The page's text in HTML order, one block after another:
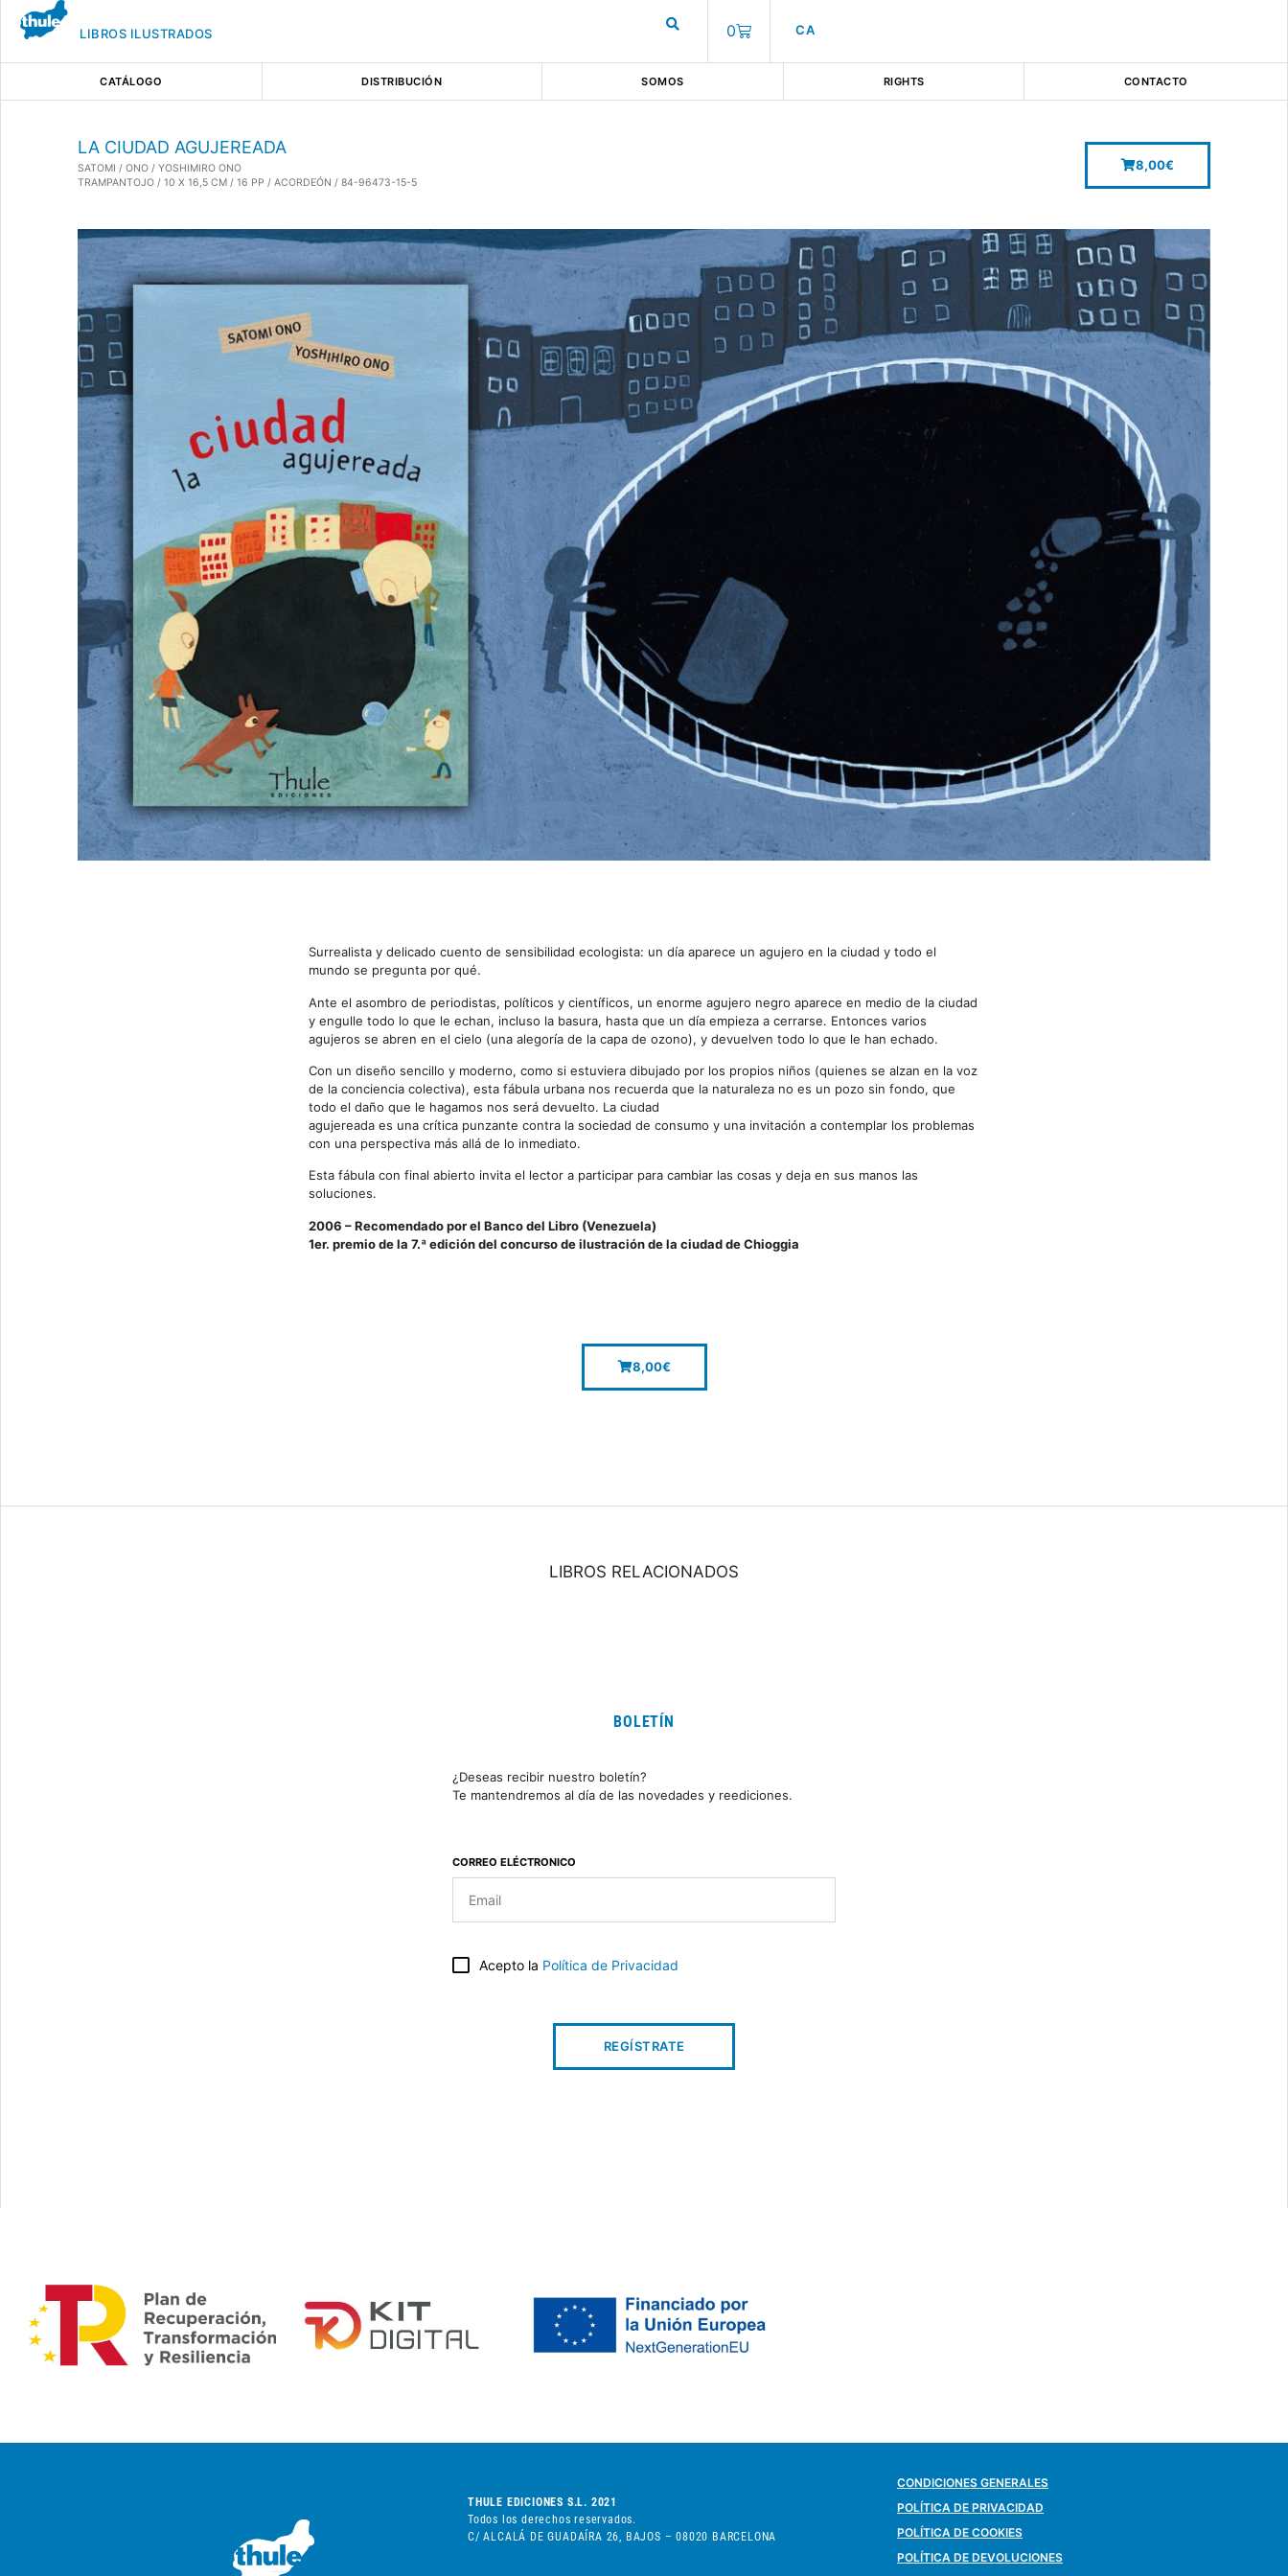
LIBROS ILUSTRADOS 0 CA
CATÁLOGO DISTRIBUCIÓN SOMOS RIGHTS CONTACTO
LA CIUDAD AGUJEREADA
SATOMI / ONO / YOSHIMIRO ONO
TRAMPANTOJO / 10 X 16,5 CM / 16 PP / ACORDEÓN / 84-96473-15-5
8,00€
Surrealista y delicado cuento de sensibilidad ecologista: un día aparece un agujero en la ciudad y todo el
mundo se pregunta por qué.
Ante el asombro de periodistas, políticos y científicos, un enorme agujero negro aparece en medio de la ciudad
y engulle todo lo que le echan, incluso la basura, hasta que un día empieza a cerrarse. Entonces varios
agujeros se abren en el cielo (una alegoría de la capa de ozono), y devuelven todo lo que le han echado.
Con un diseño sencillo y moderno, como si estuviera dibujado por los propios niños (quienes se alzan en la voz
de la conciencia colectiva), esta fábula urbana nos recuerda que la naturaleza no es un pozo sin fondo, que
todo el daño que le hagamos nos será devuelto. La ciudad
agujereada es una crítica punzante contra la sociedad de consumo y una invitación a contemplar los problemas
con una perspectiva más allá de lo inmediato.
Esta fábula con final abierto invita el lector a participar para cambiar las cosas y deja en sus manos las
soluciones.
2006 – Recomendado por el Banco del Libro (Venezuela)
1er. premio de la 7.ª edición del concurso de ilustración de la ciudad de Chioggia
8,00€
LIBROS RELACIONADOS
BOLETÍN
¿Deseas recibir nuestro boletín?
Te mantendremos al día de las novedades y reediciones.
CORREO ELÉCTRONICO
Acepto la Política de Privacidad
REGÍSTRATE
THULE EDICIONES S.L. 2021
Todos los derechos reservados.
C/ ALCALÁ DE GUADAÍRA 26, BAJOS – 08020 BARCELONA
CONDICIONES GENERALES
POLÍTICA DE PRIVACIDAD
POLÍTICA DE COOKIES
POLÍTICA DE DEVOLUCIONES